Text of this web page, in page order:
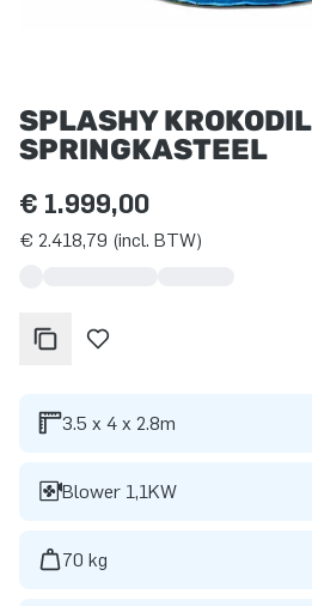
SPLASHY KROKODIL
SPRINGKASTEEL
€ 1.999,00
€ 2.418,79 (incl. BTW)
3.5 x 4 x 2.8m
Blower 1,1KW
70 kg